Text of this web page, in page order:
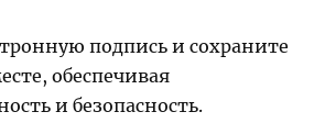
подпись и сохраните
обеспечивая
и безопасность.